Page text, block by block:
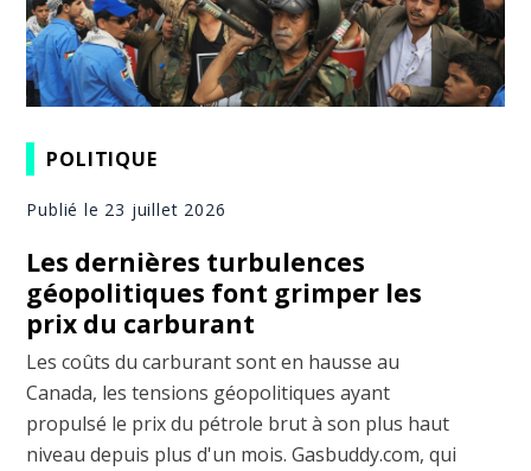
POLITIQUE
Publié le 23 juillet 2026
Les dernières turbulences
géopolitiques font grimper les
prix du carburant
Les coûts du carburant sont en hausse au
Canada, les tensions géopolitiques ayant
propulsé le prix du pétrole brut à son plus haut
niveau depuis plus d'un mois. Gasbuddy.com, qui